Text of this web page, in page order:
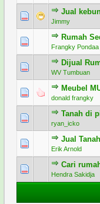
Jual
Jimmy
0 Voting - 0 dari 512
Rumah
Frangky Pondaa
0 Voting - 0 dari 512
Dijual
WV Tumbuan
1 Voting - 5
12
Meubel
donald frangky
0 Voting - 0 dari 512
Tanah di
ryan_icko
0 Voting - 0 dari 512
Jual
Erik Arnold
0 Voting - 0 dari 512
Cari
Hendra Sakidja
0 Voting - 0 dari 5 12